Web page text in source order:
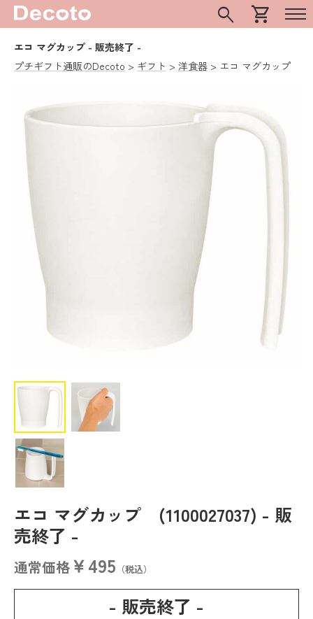
search shopping_cart
エコ マグカップ - 販売終了 -
プチギフト通販のDecoto
ギフト 洋食器 エコ マグカップ
エコ マグカップ (1100027037) - 販
売終了 -
通常価格￥495 （税込）
- 販売終了 -